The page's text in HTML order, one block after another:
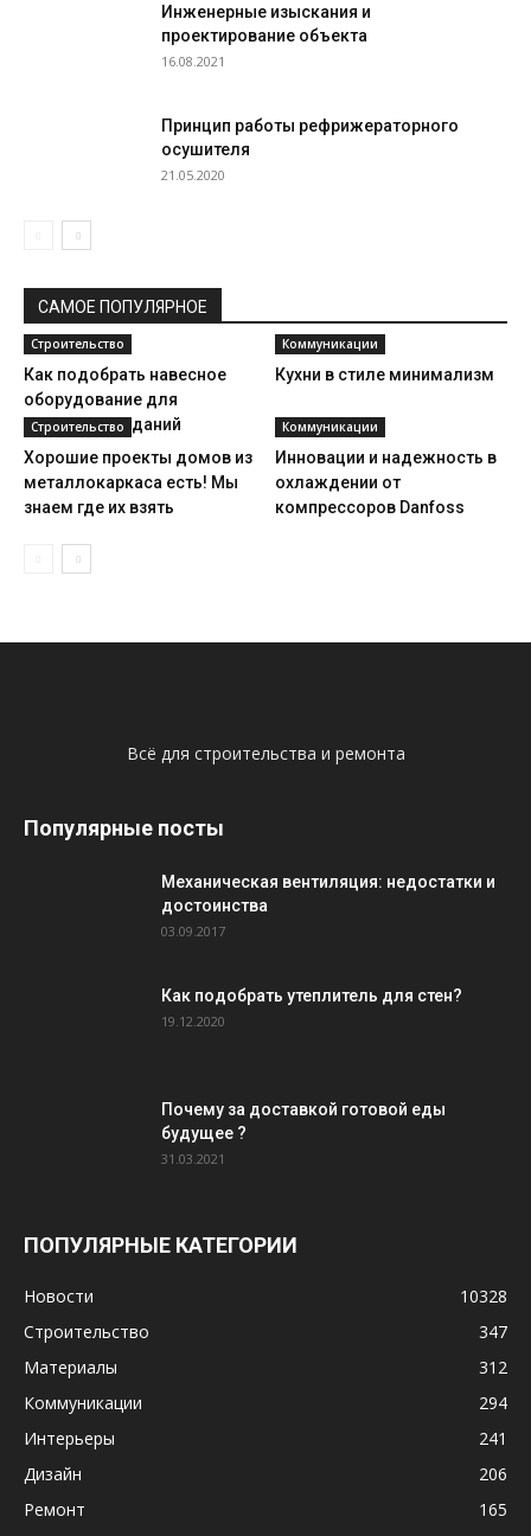
Инженерные изыскания и
проектирование объекта
16.08.2021
Принцип работы рефрижераторного
осушителя
21.05.2020
САМОЕ ПОПУЛЯРНОЕ
Строительство
Как подобрать навесное
оборудование для
демонтажа зданий
Коммуникации
Кухни в стиле минимализм
Строительство
Хорошие проекты домов из
металлокаркаса есть! Мы
знаем где их взять
Коммуникации
Инновации и надежность в
охлаждении от
компрессоров Danfoss
Всё для строительства и ремонта
Популярные посты
Механическая вентиляция: недостатки и
достоинства
03.09.2017
Как подобрать утеплитель для стен?
19.12.2020
Почему за доставкой готовой еды
будущее ?
31.03.2021
ПОПУЛЯРНЫЕ КАТЕГОРИИ
Новости
10328
Строительство
347
Материалы
312
Коммуникации
294
Интерьеры
241
Дизайн
206
Ремонт
165